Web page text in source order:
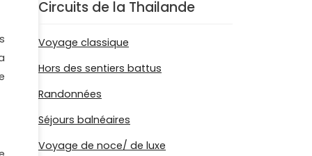
Circuits de la Thailande
Voyage classique
Hors des sentiers battus
Randonnées
Séjours balnéaires
Voyage de noce/ de luxe